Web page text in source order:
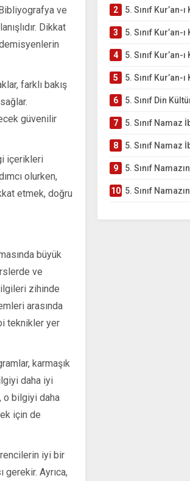
2 5. Sınıf Kur’an-ı Kerim
3 5. Sınıf Kur’an-ı
4 5. Sınıf Kur’an-ı Kerim’in
5 5. Sınıf Kur’an-ı
6 5. Sınıf Din Kültürü ve
7 5. Sınıf Namaz
8 5. Sınıf Namaz
9 5. Sınıf
10 5. Sınıf Namazın
ve
Dikkat
farklı bakış
güvenilir
içerikleri
olurken,
etmek, doğru
büyük
ve
zihinde
arasında
teknikler yer
karmaşık
daha iyi
o bilgiyi daha
için de
iyi bir
Ayrıca,